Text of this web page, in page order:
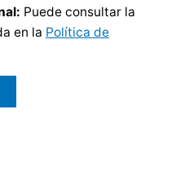
Puede consultar la
en la Política de